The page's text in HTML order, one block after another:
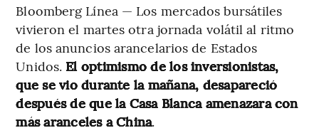
Bloomberg Línea — Los mercados bursátiles
vivieron el martes otra jornada volátil al ritmo
de los anuncios arancelarios de Estados
Unidos. El optimismo de los inversionistas,
que se vio durante la mañana, desapareció
después de que la Casa Blanca amenazara con
más aranceles a China.